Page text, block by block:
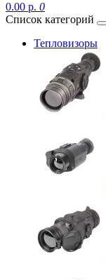
0.00 р. 0
Список категорий
Тепловизоры